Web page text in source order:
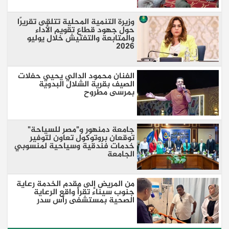
وزيرة التنمية المحلية تتلقى تقريرًا
حول جهود قطاع تقويم الأداء
والمتابعة والتفتيش خلال يوليو
2026
الفنان محمود الدالي يحيي حفلات
الصيف بقرية الشلال البدوية
بمرسى مطروح
جامعة دمنهور و"مصر للسياحة"
توقعان بروتوكول تعاون لتوفير
خدمات فندقية وسياحية لمنسوبي
الجامعة
من المريض إلى مقدم الخدمة رعاية
جنوب سيناء تقرأ واقع الرعاية
الصحية بمستشفى رأس سدر